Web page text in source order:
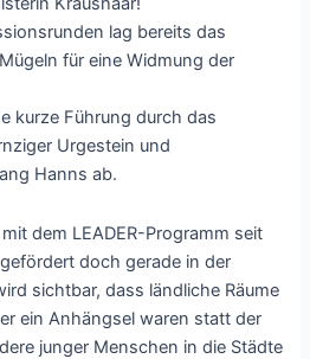
lag bereits das
für eine Widmung der
kurze Führung durch das
Urgestein und
Hanns ab.
dem LEADER-Programm seit
doch gerade in der
sichtbar, dass ländliche Räume
ein Anhängsel waren statt der
junger Menschen in die Städte